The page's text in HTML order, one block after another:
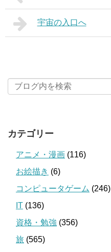
宇宙の入口へ
カテゴリー
アニメ・漫画 (116)
お絵描き (6)
コンピュータゲーム (246)
IT (136)
資格・勉強 (356)
旅 (565)